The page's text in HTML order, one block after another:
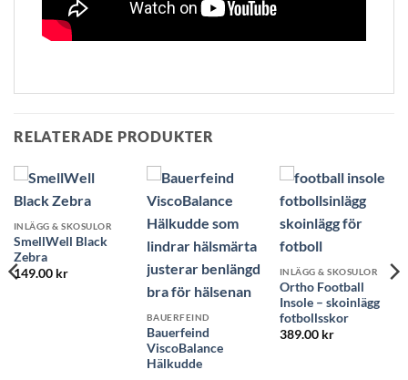
RELATERADE PRODUKTER
INLÄGG & SKOSULOR
SmellWell Black
Zebra
149.00 kr
BAUERFEIND
Bauerfeind
ViscoBalance
Hälkudde
INLÄGG & SKOSULOR
Ortho Football
Insole – skoinlägg
fotbollsskor
389.00 kr